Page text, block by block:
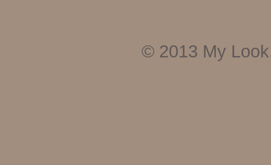
© 2013 My Look